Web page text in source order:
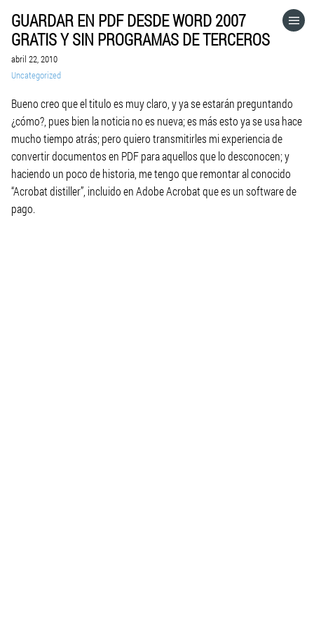
GUARDAR EN PDF DESDE WORD 2007
GRATIS Y SIN PROGRAMAS DE TERCEROS
abril 22, 2010
Uncategorized
Bueno creo que el titulo es muy claro, y ya se estarán preguntando
¿cómo?, pues bien la noticia no es nueva; es más esto ya se usa hace
mucho tiempo atrás; pero quiero transmitirles mi experiencia de
convertir documentos en PDF para aquellos que lo desconocen; y
haciendo un poco de historia, me tengo que remontar al conocido
“Acrobat distiller”, incluido en Adobe Acrobat que es un software de
pago.
HOME
IR A
VISITA EL SITIO WEB